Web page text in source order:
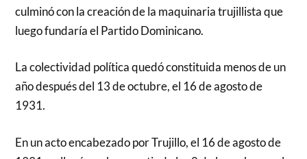
culminó con la creación de la maquinaria trujillista que
luego fundaría el Partido Dominicano.
La colectividad política quedó constituida menos de un
año después del 13 de octubre, el 16 de agosto de
1931.
En un acto encabezado por Trujillo, el 16 de agosto de